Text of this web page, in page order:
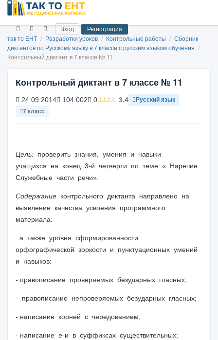
Вход
Регистрация
так то ЕНТ / Разработки уроков / Контрольные работы / Сборник
диктантов по Русскому языку в 7 классе с русским языком обучения /
Контрольный диктант в 7 классе № 11
Контрольный диктант в 7 классе № 11
24.09.2014 104 002 0 3.4
Русский язык
7 класс
Цель: проверить знания, умения и навыки
учащихся на конец 3-й четверти по теме « Наречие.
Служебные части речи».
Содержание контрольного диктанта направлено на
выявление качества усвоения программного
материала.
а также уровня сформированности
орфографической зоркости и пунктуационных умений
и навыков:
- правописание проверяемых безударных гласных;
- правописание непроверяемых безударных гласных;
- написание корней с чередованием;
- написание е-и в суффиксах существительных;